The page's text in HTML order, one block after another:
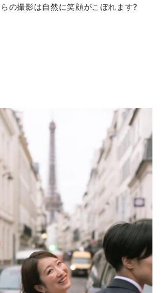
の撮影は自然に笑顔がこぼれます?